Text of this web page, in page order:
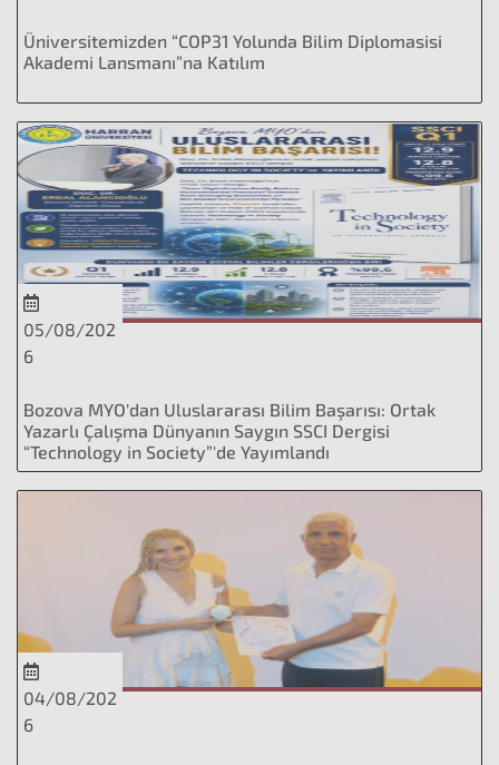
Üniversitemizden “COP31 Yolunda Bilim Diplomasisi
Akademi Lansmanı”na Katılım
05/08/202
6
Bozova MYO'dan Uluslararası Bilim Başarısı: Ortak
Yazarlı Çalışma Dünyanın Saygın SSCI Dergisi
“Technology in Society”'de Yayımlandı
04/08/202
6